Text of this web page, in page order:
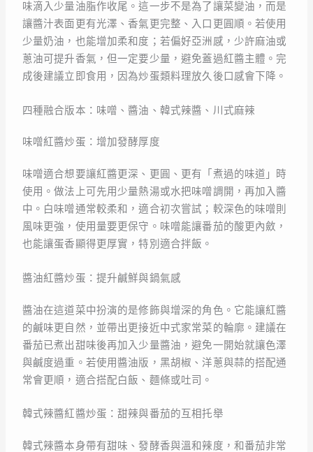
味滴入少量油脂作收尾。這一步不是為了讓菜變油，而是
讓醬汁表面更有光澤、香氣更完整、入口更圓順。若使用
少量奶油，也能增加柔和度；若偏好亞洲感，少許麻油或
蔥油可提升香氣，但一定要少量，避免蓋過紅醬主體。完
成後建議立即食用，因為炒蛋類料理放久後口感會下降。
四種融合版本：味噌、醬油、韓式辣醬、川式麻辣
味噌紅醬炒蛋：增加發酵厚度
味噌適合想要讓紅醬更深、更圓、更有「煮過的味道」時
使用。做法上可先用少量熱湯或水把味噌調開，再加入醬
中。白味噌通常較柔和，適合初次嘗試；較深色的味噌則
風味更強，使用量要更保守。味噌能讓番茄的酸更內斂，
也能讓蛋香顯得更厚實，特別適合拌飯。
醬油紅醬炒蛋：提升鹹鮮與鍋氣感
醬油在這道菜中扮演的是修飾與增深的角色。它能讓紅醬
的鹹味更自然，並帶出更接近中式家常菜的輪廓。建議在
番茄已煮出甜味後再加入少量醬油，避免一開始就讓色澤
與鹹度過重。若使用醬油版，黑胡椒、洋蔥與蒜的搭配通
常會更順，適合搭配白飯、麵條或吐司。
韓式辣醬紅醬炒蛋：甜辣與番茄的互相托舉
韓式辣醬本身帶有甜味、發酵香與溫和辣度，和番茄非常